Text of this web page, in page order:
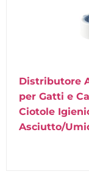
Distributore
per Gatti e
Ciotole
Asciutto/